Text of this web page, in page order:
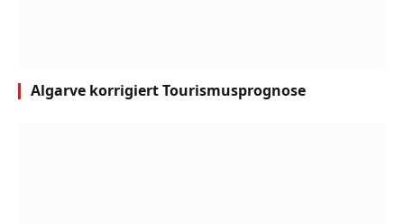
Algarve korrigiert Tourismusprognose